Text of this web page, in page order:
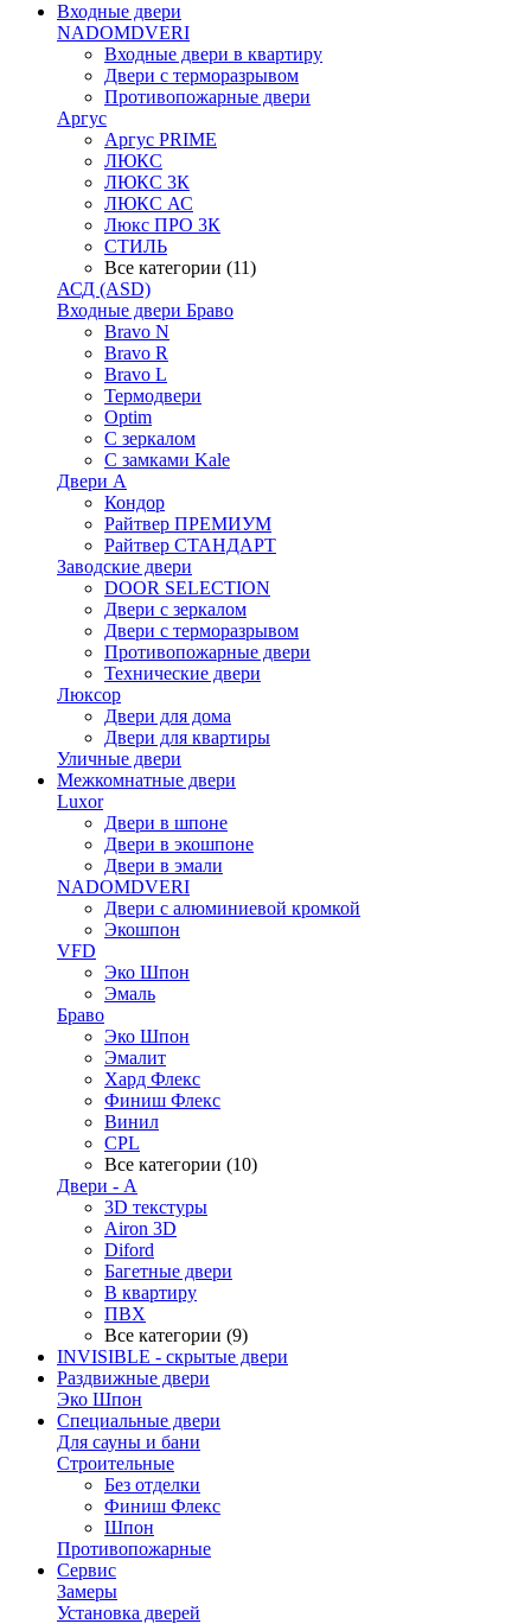
Входные двери
NADOMDVERI
Входные двери в квартиру
Двери с терморазрывом
Противопожарные двери
Аргус
Аргус PRIME
ЛЮКС
ЛЮКС 3К
ЛЮКС АС
Люкс ПРО 3К
СТИЛЬ
Все категории (11)
АСД (ASD)
Входные двери Браво
Bravo N
Bravo R
Bravo L
Термодвери
Optim
С зеркалом
С замками Kale
Двери А
Кондор
Райтвер ПРЕМИУМ
Райтвер СТАНДАРТ
Заводские двери
DOOR SELECTION
Двери с зеркалом
Двери с терморазрывом
Противопожарные двери
Технические двери
Люксор
Двери для дома
Двери для квартиры
Уличные двери
Межкомнатные двери
Luxor
Двери в шпоне
Двери в экошпоне
Двери в эмали
NADOMDVERI
Двери с алюминиевой кромкой
Экошпон
VFD
Эко Шпон
Эмаль
Браво
Эко Шпон
Эмалит
Хард Флекс
Финиш Флекс
Винил
CPL
Все категории (10)
Двери - А
3D текстуры
Airon 3D
Diford
Багетные двери
В квартиру
ПВХ
Все категории (9)
INVISIBLE - скрытые двери
Раздвижные двери
Эко Шпон
Специальные двери
Для сауны и бани
Строительные
Без отделки
Финиш Флекс
Шпон
Противопожарные
Сервис
Замеры
Установка дверей